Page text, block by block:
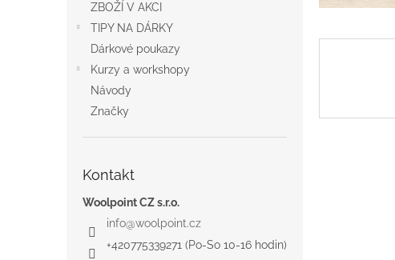
ZBOŽÍ V AKCI
TIPY NA DÁRKY
Dárkové poukazy
Kurzy a workshopy
Návody
Značky
Kontakt
Woolpoint CZ s.r.o.
info@woolpoint.cz
+420775339271 (Po-So 10-16 hodin)